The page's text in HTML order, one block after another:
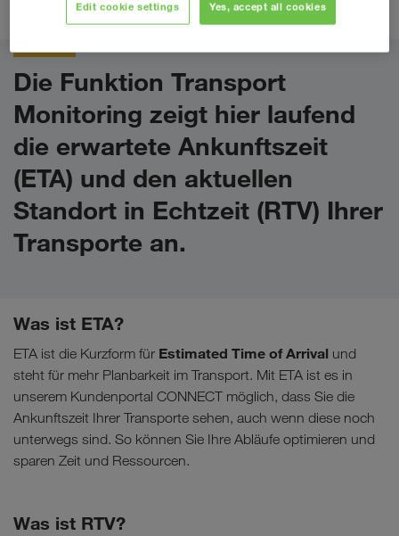
Die Funktion Transport
Monitoring zeigt hier laufend
die erwartete Ankunftszeit
(ETA) und den aktuellen
Standort in Echtzeit (RTV) Ihrer
Transporte an.
Was ist ETA?
ETA ist die Kurzform für Estimated Time of Arrival und
steht für mehr Planbarkeit im Transport. Mit ETA ist es in
unserem Kundenportal CONNECT möglich, dass Sie die
Ankunftszeit Ihrer Transporte sehen, auch wenn diese noch
unterwegs sind. So können Sie Ihre Abläufe optimieren und
sparen Zeit und Ressourcen.
Was ist RTV?
Edit cookie settings Yes, accept all cookies